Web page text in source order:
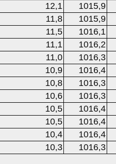
12,1
1015,9
11,8
1015,9
11,5
1016,1
11,1
1016,2
11,0
1016,3
10,9
1016,4
10,8
1016,3
10,6
1016,3
10,5
1016,4
10,5
1016,4
10,4
1016,4
10,3 1016,3